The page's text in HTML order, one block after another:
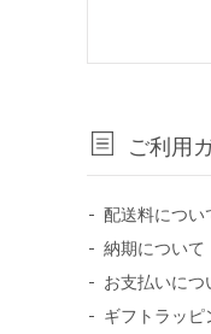
ご利用
配送料につい
納期について
お支払いにつ
ギフトラッピ